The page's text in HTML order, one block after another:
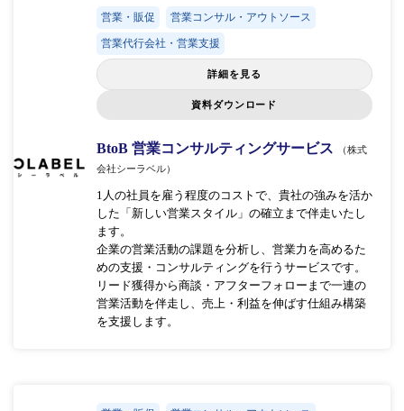
営業・販促 営業コンサル・アウトソース
営業代行会社・営業支援
詳細を見る
資料ダウンロード
BtoB 営業コンサルティングサービス
（株式
会社シーラベル）
1人の社員を雇う程度のコストで、貴社の強みを活か
した「新しい営業スタイル」の確立まで伴走いたし
ます。
企業の営業活動の課題を分析し、営業力を高めるた
めの支援・コンサルティングを行うサービスです。
リード獲得から商談・アフターフォローまで一連の
営業活動を伴走し、売上・利益を伸ばす仕組み構築
を支援します。